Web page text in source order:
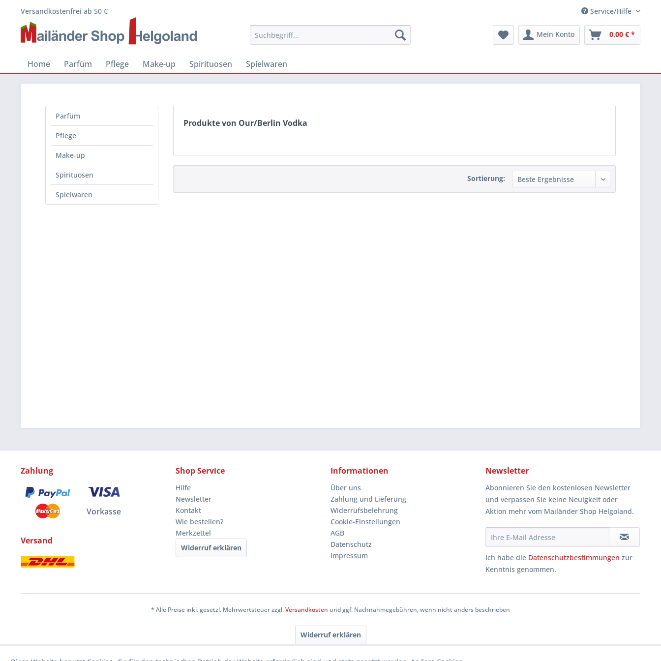
Versandkostenfrei ab 50 € Service/Hilfe
Mein Konto 0,00 € *
Home Parfüm Pflege Make-up Spirituosen Spielwaren
Parfüm
Pflege
Make-up
Spirituosen
Spielwaren
Produkte von Our/Berlin Vodka
Sortierung:
Zahlung
Vorkasse
Versand
Shop Service
Hilfe
Newsletter
Kontakt
Wie bestellen?
Merkzettel
Widerruf erklären
Informationen
Über uns
Zahlung und Lieferung
Widerrufsbelehrung
Cookie-Einstellungen
AGB
Datenschutz
Impressum
Newsletter
Abonnieren Sie den kostenlosen Newsletter
und verpassen Sie keine Neuigkeit oder
Aktion mehr vom Mailänder Shop Helgoland.
Ich habe die Datenschutzbestimmungen zur
Kenntnis genommen.
* Alle Preise inkl. gesetzl. Mehrwertsteuer zzgl.Versandkosten und ggf. Nachnahmegebühren, wenn nicht anders beschrieben
Widerruf erklären